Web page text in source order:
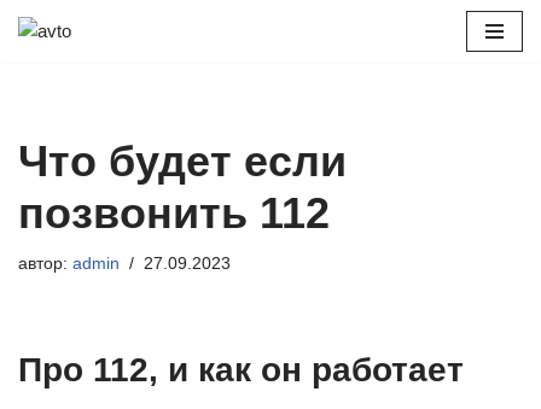
Что будет если
позвонить 112
автор: admin 27.09.2023
Про 112, и как он работает